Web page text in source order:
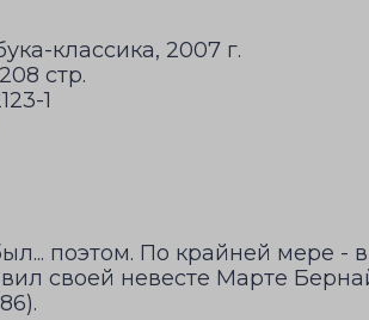
классика, 2007 г.
стр.
1
поэтом. По крайней мере - в
своей невесте Марте